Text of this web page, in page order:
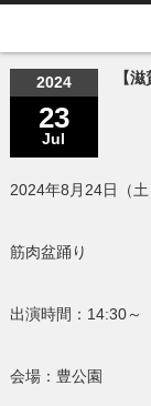
2024
23
Jul
【
2024年8月24日（
筋肉盆踊り
出演時間：14:30～
会場：豊公園